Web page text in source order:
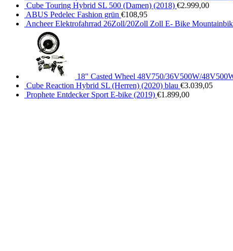
Cube Touring Hybrid SL 500 (Damen) (2018) €2.999,00
ABUS Pedelec Fashion grün €108,95
Ancheer Elektrofahrrad 26Zoll/20Zoll Zoll E- Bike
18" Casted Wheel 48V750/36V500W/
Cube Reaction Hybrid SL (Herren) (2020) blau €3.039,05
Prophete Entdecker Sport E-bike (2019) €1.899,00